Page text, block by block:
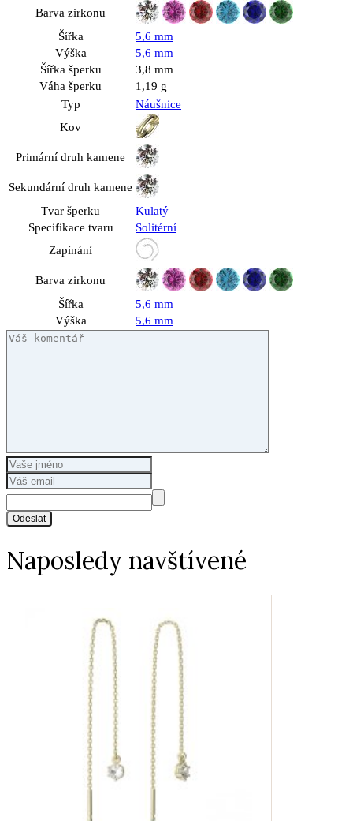
Barva zirkonu
Šířka
5,6 mm
Výška
5,6 mm
Šířka šperku
3,8 mm
Váha šperku
1,19 g
Typ
Náušnice
Kov
Primární druh kamene
Sekundární druh kamene
Tvar šperku
Kulatý
Specifikace tvaru
Solitérní
Zapínání
Barva zirkonu
Šířka
5,6 mm
Výška
5,6 mm
Odeslat
Naposledy navštívené